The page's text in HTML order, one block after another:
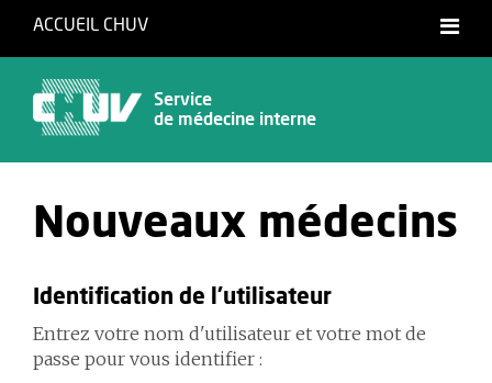
ACCUEIL CHUV
Service
de médecine interne
Nouveaux médecins
Identification de l'utilisateur
Entrez votre nom d'utilisateur et votre mot de
passe pour vous identifier :